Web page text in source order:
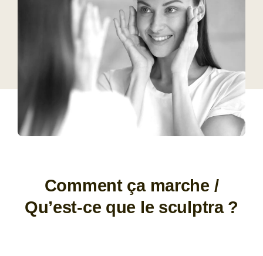
Comment ça marche /
Qu’est-ce que le sculptra ?